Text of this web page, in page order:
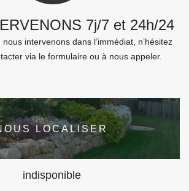
7j/7 et 24h/24
nous intervenons dans l’immédiat, n’hésitez
via le formulaire ou à nous appeler.
LOCALISER
indisponible